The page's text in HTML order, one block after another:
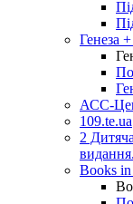
Генеза
АСС-
109.te.ua
2
видання.
Books